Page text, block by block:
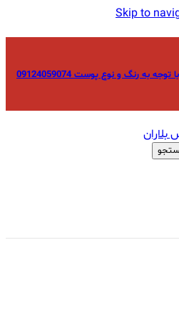
Skip to
رنگ و نوع پوست 09124059074